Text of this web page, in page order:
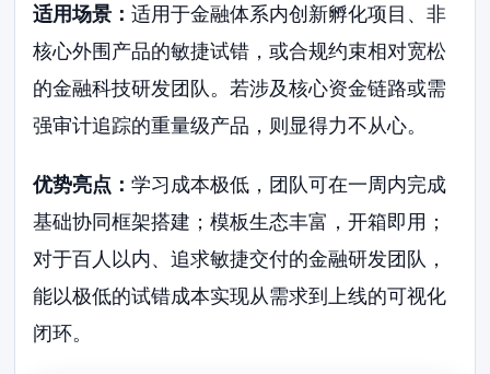
适用场景：适用于金融体系内创新孵化项目、非
核心外围产品的敏捷试错，或合规约束相对宽松
的金融科技研发团队。若涉及核心资金链路或需
强审计追踪的重量级产品，则显得力不从心。
优势亮点：学习成本极低，团队可在一周内完成
基础协同框架搭建；模板生态丰富，开箱即用；
对于百人以内、追求敏捷交付的金融研发团队，
能以极低的试错成本实现从需求到上线的可视化
闭环。